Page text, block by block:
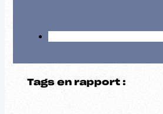
Tags en rapport :